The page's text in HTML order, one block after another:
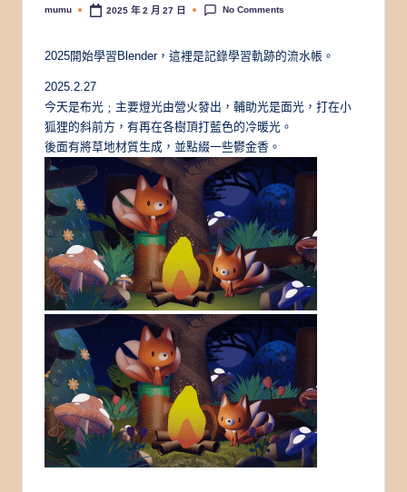
Posted
mumu 2025 年 2 月 27 日 No Comments
2025開始學習Blender，這裡是記錄學習軌跡的流水帳。
2025.2.27
今天是布光﹔主要燈光由營火發出，輔助光是面光，打在小
狐狸的斜前方，有再在各樹頂打藍色的冷暖光。
後面有將草地材質生成，並點綴一些鬱金香。